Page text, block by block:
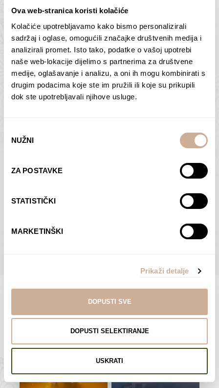
Ova web-stranica koristi kolačiće
Kolačiće upotrebljavamo kako bismo personalizirali
sadržaj i oglase, omogućili značajke društvenih medija i
analizirali promet. Isto tako, podatke o vašoj upotrebi
naše web-lokacije dijelimo s partnerima za društvene
medije, oglašavanje i analizu, a oni ih mogu kombinirati s
drugim podacima koje ste im pružili ili koje su prikupili
dok ste upotrebljavali njihove usluge.
pristanka
NUŽNI
ZA POSTAVKE
STATISTIČKI
MARKETINŠKI
Prikaži detalje
DOPUSTI SVE
DOPUSTI SELEKTIRANJE
USKRATI
Butan – ljudi 2
75,00€ – 138,00€Raspon
cijena:
od
75,00 €
138,00 €
ODABERI OPCIJE
Antarktika – krajolik
2
75,00€ – 138,00€Raspon
cijena:
od
ODABERI OPCIJE
Dolac
ODABERI OPCIJE
Moreškanti – sjena
€Raspon
od
75,00 €
do
138,00 €
ODABERI OPCIJE
POGLEDAJTE SVE PROIZVODE U OVOJ KATEGORIJI
Limited Edition Fotografije